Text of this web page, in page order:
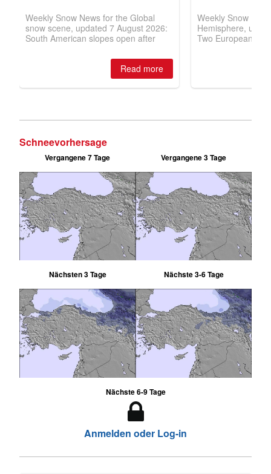
Schneevorhersage
Vergangene 7 Tage Vergangene 3 Tage
Nächsten 3 Tage Nächste 3-6 Tage
Nächste 6-9 Tage
Anmelden oder Log-in